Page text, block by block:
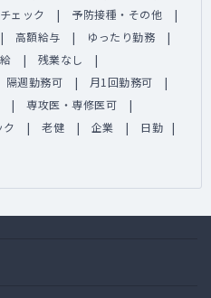
ェック
予防接種・その他
高額給与
ゆったり勤務
残業なし
隔週勤務可
月1回勤務可
専攻医・専修医可
ク 老健 企業
日勤